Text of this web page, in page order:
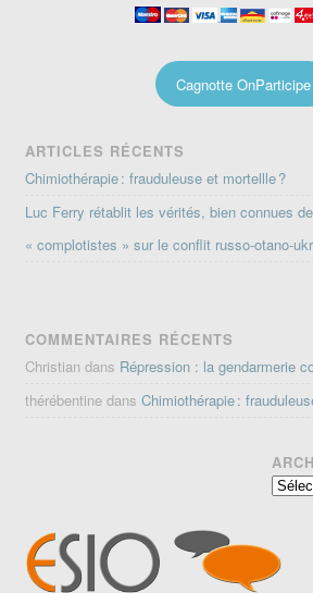
Cagnotte OnParticipe
ARTICLES RÉCENTS
Chimiothérapie : frauduleuse et mortellle ?
Luc Ferry rétablit les vérités, bien connues
« complotistes » sur le conflit russo-otano-
COMMENTAIRES RÉCENTS
Christian dans Répression : la gendarmerie
thérébentine dansChimiothérapie :